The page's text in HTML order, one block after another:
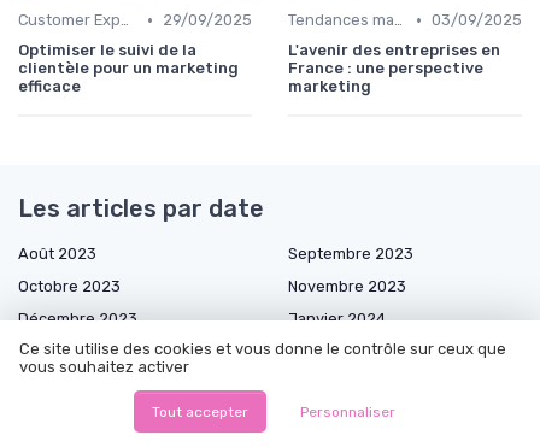
Customer Experience & parcours client •
29/09/2025
Optimiser le suivi de la
clientèle pour un marketing
efficace
Tendances marketing B2B • 03/09/2025
L'avenir des entreprises en
France : une perspective
marketing
Les articles par date
Août 2023
Septembre 2023
Octobre 2023
Novembre 2023
Décembre 2023
Janvier 2024
Février 2024
Mars 2024
Juillet 2024
Ce site utilise des cookies et vous donne le contrôle sur ceux que
vous souhaitez activer
Tout accepter Personnaliser